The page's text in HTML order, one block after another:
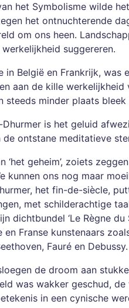
het Symbolisme wilde
het ontnuchterende
om ons heen.
suggereren.
in België en Frankrijk,
aan de kille
steeds minder plaats
is het geluid
ontstane meditatieve
‘het geheim’, zoiets
kunnen ons nog maar
het fin-de-siècle,
met schilderachtige
dichtbundel ‘Le Règne
en Franse kunstenaars
Fauré en Debussy.
de droom aan
was wakker geschud,
in een cynische